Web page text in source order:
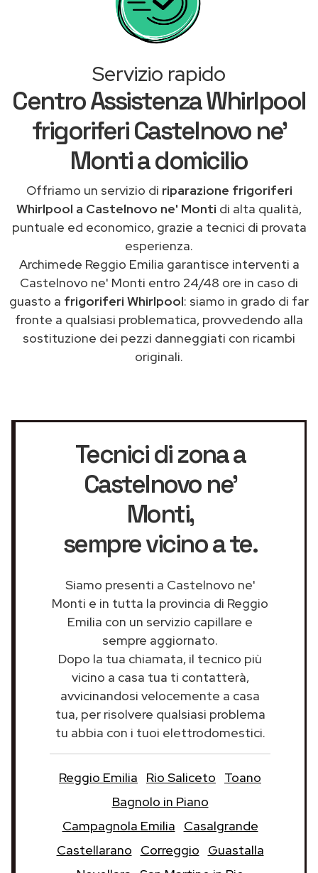
Servizio rapido
Centro Assistenza Whirlpool
frigoriferi Castelnovo ne'
Monti a domicilio
Offriamo un servizio di riparazione frigoriferi
Whirlpool a Castelnovo ne' Monti di alta qualità,
puntuale ed economico, grazie a tecnici di provata
esperienza.
Archimede Reggio Emilia garantisce interventi a
Castelnovo ne' Monti entro 24/48 ore in caso di
guasto a frigoriferi Whirlpool: siamo in grado di far
fronte a qualsiasi problematica, provvedendo alla
sostituzione dei pezzi danneggiati con ricambi
originali.
Tecnici di zona a
Castelnovo ne'
Monti,
sempre vicino a te.
Siamo presenti a Castelnovo ne'
Monti e in tutta la provincia di Reggio
Emilia con un servizio capillare e
sempre aggiornato.
Dopo la tua chiamata, il tecnico più
vicino a casa tua ti contatterà,
avvicinandosi velocemente a casa
tua, per risolvere qualsiasi problema
tu abbia con i tuoi elettrodomestici.
Reggio Emilia Rio Saliceto
Toano
Bagnolo in Piano
Campagnola Emilia
Casalgrande
Castellarano
Correggio
Guastalla